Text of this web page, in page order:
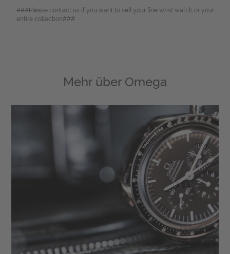
###Please contact us if you want to sell your fine wrist watch or your
entire collection###
Mehr über Omega